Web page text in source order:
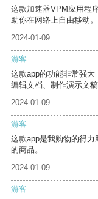
这款加速器VPM应用程
助你在网络上自由移动。
2024-01-09
游客
这款app的功能非常强
编辑文档、制作演示文
2024-01-09
游客
这款app是我购物的得
的商品。
2024-01-09
游客